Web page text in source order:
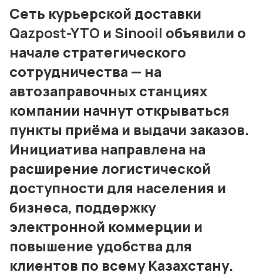
Подписка
Условия использования материалов
Политика конфиденциальности и cookie
Сеть курьерской доставки
Qazpost-YTO и Sinooil объявили о
начале стратегического
сотрудничества — на
автозаправочных станциях
компании начнут открываться
пункты приёма и выдачи заказов.
Инициатива направлена на
расширение логистической
доступности для населения и
бизнеса, поддержку
электронной коммерции и
повышение удобства для
клиентов по всему Казахстану.